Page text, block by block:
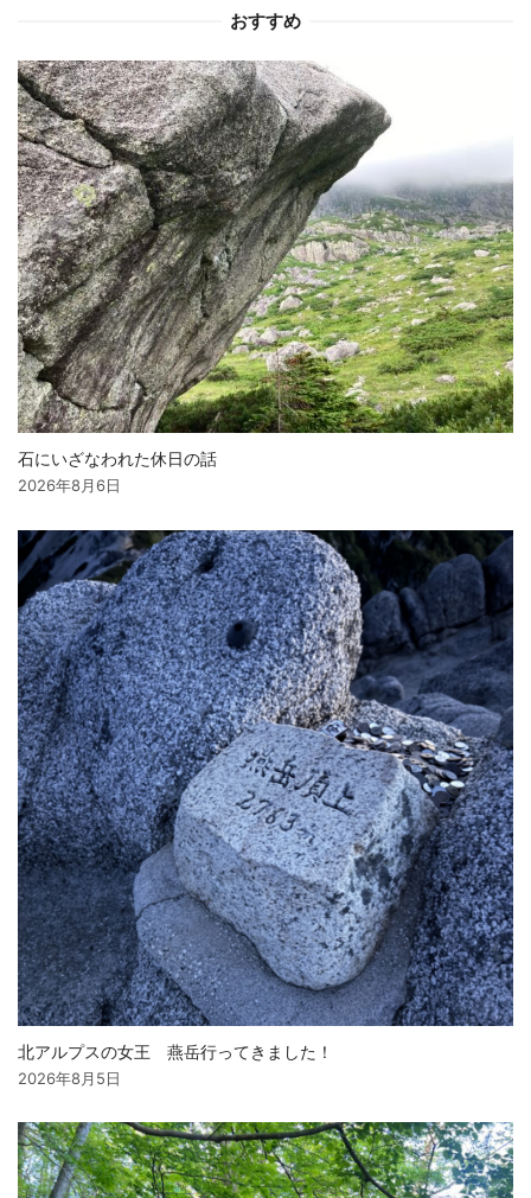
ン
おすすめ
石にいざなわれた休日の話
2026年8月6日
北アルプスの女王 燕岳行ってきました！
2026年8月5日